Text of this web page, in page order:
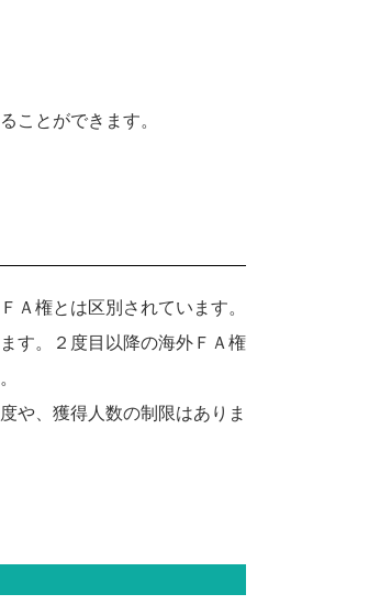
ことができます。
Ａ権とは区別されています。
す。２度目以降の海外ＦＡ権
や、獲得人数の制限はありま